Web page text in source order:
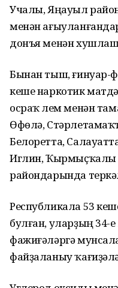
Учалы, Яңауыл
менән
донъя менән
Бынан тыш, ғинуар-
кеше наркотик
осраҡ үлем менән
Өфөлә,
Белоретта,
Иглин, Ҡырмыҫҡалы
райондарында
Республикала 53
булған, уларҙың 34-е
фажиғәләргә
файҙаланыу